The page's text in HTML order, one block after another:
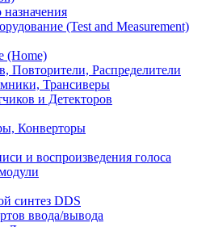
(Test and Measurement)
(Home)
Повторители, Распределители
Трансиверы
и Детекторов
Конверторы
и воспроизведения голоса
синтез DDS
ввода/вывода